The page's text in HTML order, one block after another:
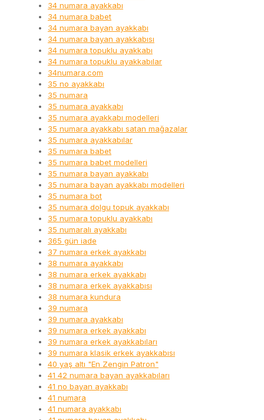
34 numara ayakkabı
34 numara babet
34 numara bayan ayakkabı
34 numara bayan ayakkabısı
34 numara topuklu ayakkabı
34 numara topuklu ayakkabılar
34numara.com
35 no ayakkabı
35 numara
35 numara ayakkabı
35 numara ayakkabı modelleri
35 numara ayakkabı satan mağazalar
35 numara ayakkabılar
35 numara babet
35 numara babet modelleri
35 numara bayan ayakkabı
35 numara bayan ayakkabı modelleri
35 numara bot
35 numara dolgu topuk ayakkabı
35 numara topuklu ayakkabı
35 numaralı ayakkabı
365 gün iade
37 numara erkek ayakkabı
38 numara ayakkabı
38 numara erkek ayakkabı
38 numara erkek ayakkabısı
38 numara kundura
39 numara
39 numara ayakkabı
39 numara erkek ayakkabı
39 numara erkek ayakkabıları
39 numara klasik erkek ayakkabısı
40 yaş altı "En Zengin Patron"
41 42 numara bayan ayakkabıları
41 no bayan ayakkabı
41 numara
41 numara ayakkabı